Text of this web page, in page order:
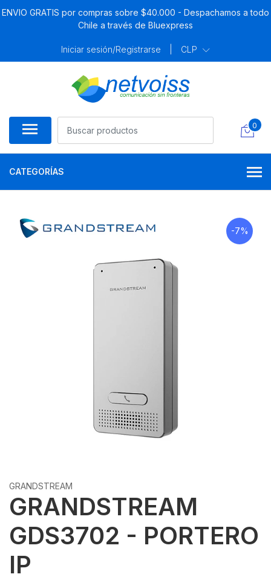
ENVIO GRATIS por compras sobre $40.000 - Despachamos a todo
Chile a través de Bluexpress
Iniciar sesión/Registrarse CLP
0
CATEGORÍAS
-7%
GRANDSTREAM
GRANDSTREAM
GDS3702 - PORTERO
IP